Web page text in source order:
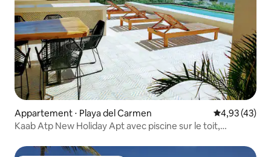
Appartement ⋅ Playa del Carmen Évaluation
4,93 (43)
Kaab Atp New Holiday Apt avec piscine sur le toit,